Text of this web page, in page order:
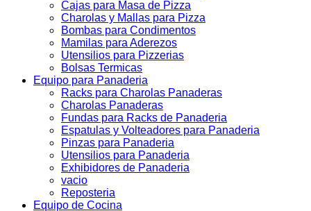
Cajas para Masa de Pizza
Charolas y Mallas para Pizza
Bombas para Condimentos
Mamilas para Aderezos
Utensilios para Pizzerias
Bolsas Termicas
Equipo para Panaderia
Racks para Charolas Panaderas
Charolas Panaderas
Fundas para Racks de Panaderia
Espatulas y Volteadores para Panaderia
Pinzas para Panaderia
Utensilios para Panaderia
Exhibidores de Panaderia
vacio
Reposteria
Equipo de Cocina